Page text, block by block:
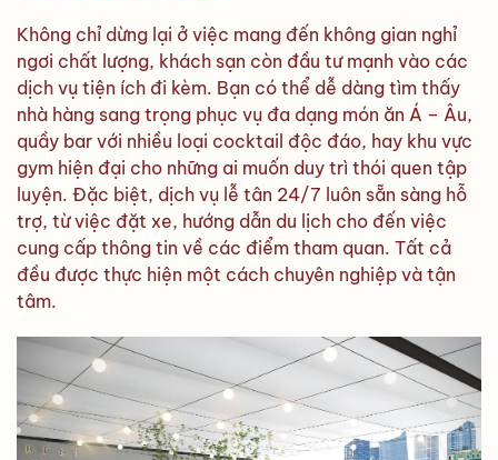
Không chỉ dừng lại ở việc mang đến không gian nghỉ
ngơi chất lượng, khách sạn còn đầu tư mạnh vào các
dịch vụ tiện ích đi kèm. Bạn có thể dễ dàng tìm thấy
nhà hàng sang trọng phục vụ đa dạng món ăn Á – Âu,
quầy bar với nhiều loại cocktail độc đáo, hay khu vực
gym hiện đại cho những ai muốn duy trì thói quen tập
luyện. Đặc biệt, dịch vụ lễ tân 24/7 luôn sẵn sàng hỗ
trợ, từ việc đặt xe, hướng dẫn du lịch cho đến việc
cung cấp thông tin về các điểm tham quan. Tất cả
đều được thực hiện một cách chuyên nghiệp và tận
tâm.